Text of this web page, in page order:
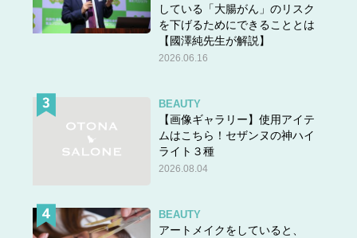
している「大腸がん」のリスク
を下げるためにできることとは
【國澤純先生が解説】
2026.06.16
BEAUTY
【画像ギャラリー】使用アイテ
ムはこちら！セザンヌの神ハイ
ライト３種
2026.08.04
BEAUTY
アートメイクをしていると、